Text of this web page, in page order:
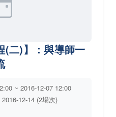
(二)】：與導師一
~ 2016-12-07 12:00
12-14 (2場次)